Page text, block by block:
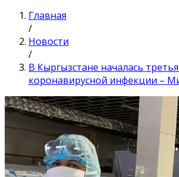
Главная
/
Новости
/
В Кыргызстане началась
коронавирусной инфекции –